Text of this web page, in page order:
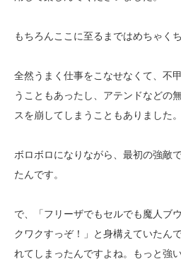
もちろんここに至るまではめちゃく
全然うまく仕事をこなせなくて、不
うこともあったし、アテンドなどの
スを崩してしまうこともありました。
ボロボロになりながら、最初の強敵
たんです。
で、「フリーザでもセルでも魔人ブ
クワクすっぞ！」と身構えていたん
れてしまったんですよね。もっと強